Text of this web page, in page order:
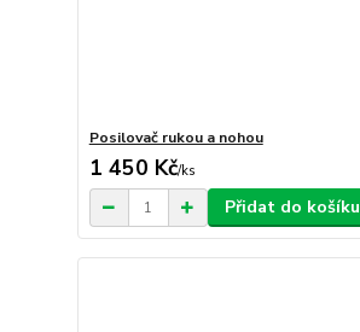
Posilovač rukou a nohou
1 450 Kč/ks
Přidat do košíku